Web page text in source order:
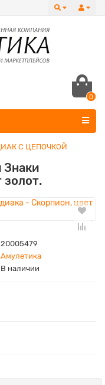
0
С ЦЕПОЧКОЙ
Знаки
золот.
20005479
Амулетика
В наличии